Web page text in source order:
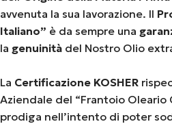
avvenuta la sua lavorazione. Il
Italiano” è da sempre una
la genuinità del Nostro Olio
La Certificazione KOSHER
Aziendale del “Frantoio Oleario
prodiga nell’intento di poter